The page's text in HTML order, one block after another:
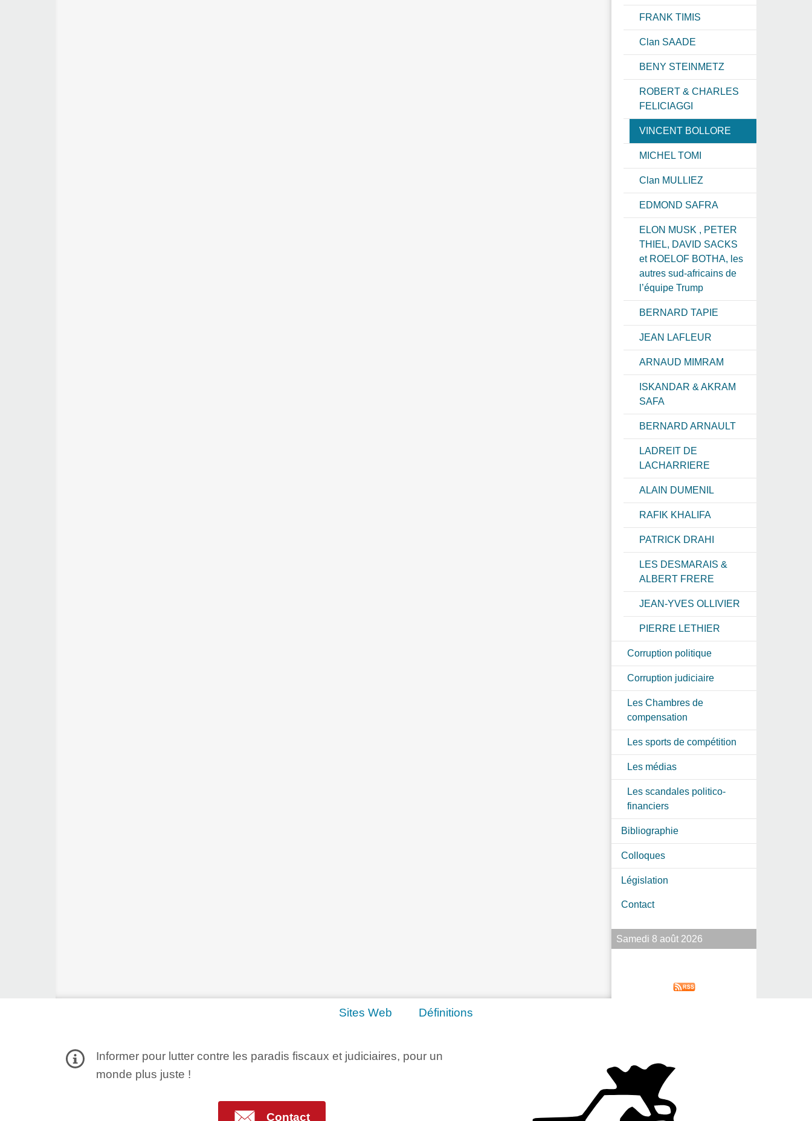
FRANK TIMIS
Clan SAADE
BENY STEINMETZ
ROBERT & CHARLES
FELICIAGGI
VINCENT BOLLORE
MICHEL TOMI
Clan MULLIEZ
EDMOND SAFRA
ELON MUSK , PETER
THIEL, DAVID SACKS
et ROELOF BOTHA, les
autres sud-africains de
l’équipe Trump
BERNARD TAPIE
JEAN LAFLEUR
ARNAUD MIMRAM
ISKANDAR & AKRAM
SAFA
BERNARD ARNAULT
LADREIT DE
LACHARRIERE
ALAIN DUMENIL
RAFIK KHALIFA
PATRICK DRAHI
LES DESMARAIS &
ALBERT FRERE
JEAN-YVES OLLIVIER
PIERRE LETHIER
Corruption politique
Corruption judiciaire
Les Chambres de
compensation
Les sports de compétition
Les médias
Les scandales politico-
financiers
Bibliographie
Colloques
Législation
Contact
Samedi 8 août 2026
Sites Web Définitions
Informer pour lutter contre les paradis fiscaux et judiciaires, pour un
monde plus juste !
Contact